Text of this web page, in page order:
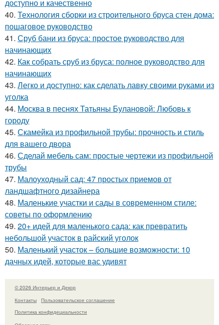
доступно и качественно
40. Технология сборки из строительного бруса стен дома:
пошаговое руководство
41. Сруб бани из бруса: простое руководство для
начинающих
42. Как собрать сруб из бруса: полное руководство для
начинающих
43. Легко и доступно: как сделать лавку своими руками из
уголка
44. Москва в песнях Татьяны Булановой: Любовь к
городу
45. Скамейка из профильной трубы: прочность и стиль
для вашего двора
46. Сделай мебель сам: простые чертежи из профильной
трубы
47. Малоуходный сад: 47 простых приемов от
ландшафтного дизайнера
48. Маленькие участки и сады в современном стиле:
советы по оформлению
49. 20+ идей для маленького сада: как превратить
небольшой участок в райский уголок
50. Маленький участок – большие возможности: 10
дачных идей, которые вас удивят
© 2026 Интерьер и Декор
Контакты
Пользовательское соглашение
Политика конфидециальности